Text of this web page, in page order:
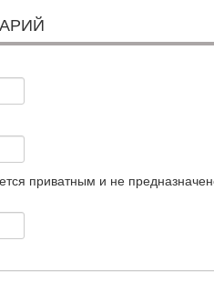
приватным и не